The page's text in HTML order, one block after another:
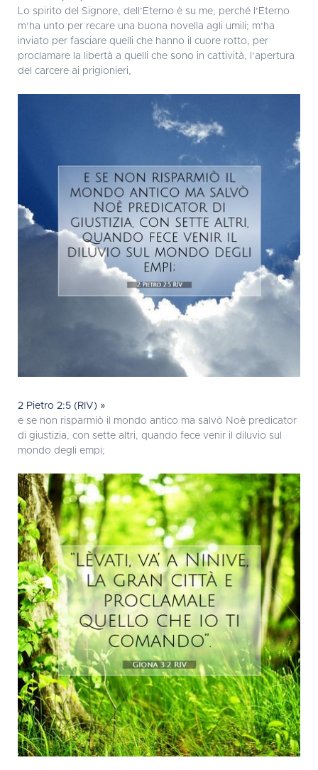
Lo spirito del Signore, dell’Eterno è su me, perché l’Eterno
m’ha unto per recare una buona novella agli umili; m’ha
inviato per fasciare quelli che hanno il cuore rotto, per
proclamare la libertà a quelli che sono in cattività, l’apertura
del carcere ai prigionieri,
2 Pietro 2:5 (RIV) »
e se non risparmiò il mondo antico ma salvò Noè predicator
di giustizia, con sette altri, quando fece venir il diluvio sul
mondo degli empi;